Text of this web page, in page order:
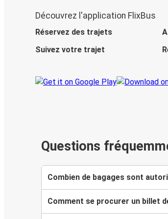
Découvrez l'application FlixBus
Réservez des trajets
Suivez votre trajet
Questions
Combien de bagages sont
Comment se procurer un billet